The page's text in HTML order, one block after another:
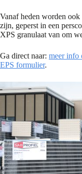
Vanaf heden worden
zijn, geperst in een
XPS granulaat van om
Ga direct naar: meer info
EPS formulier.